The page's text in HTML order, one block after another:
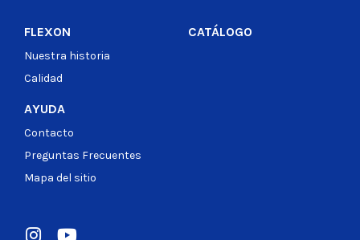
FLEXON
Nuestra historia
Calidad
CATÁLOGO
AYUDA
Contacto
Preguntas Frecuentes
Mapa del sitio